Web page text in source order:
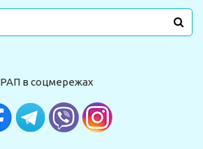
РАП в соцмережах